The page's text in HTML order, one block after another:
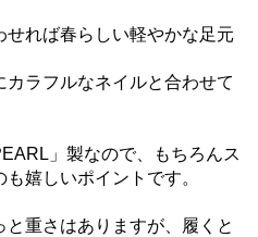
れば春らしい軽やかな足元
ラフルなネイルと合わせて
」製なので、もちろんス
嬉しいポイントです。
重さはありますが、履くと